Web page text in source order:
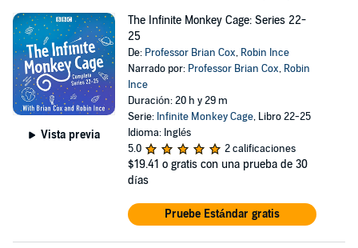
Vista previa
The Infinite Monkey Cage: Series 22-
25
De: Professor Brian Cox, Robin Ince
Narrado por: Professor Brian Cox, Robin
Ince
Duración: 20 h y 29 m
Serie: Infinite Monkey Cage, Libro 22-25
Idioma: Inglés
5.0
2 calificaciones
$19.41 o gratis con una prueba de 30
días
Pruebe Estándar gratis